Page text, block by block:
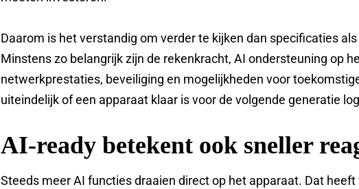
Daarom is het verstandig om verder te kijken dan specificaties
Minstens zo belangrijk zijn de rekenkracht, AI ondersteuning op
netwerkprestaties, beveiliging en mogelijkheden voor
uiteindelijk of een apparaat klaar is voor de volgende generatie
AI-ready betekent ook sneller
Steeds meer AI functies draaien direct op het apparaat. Dat